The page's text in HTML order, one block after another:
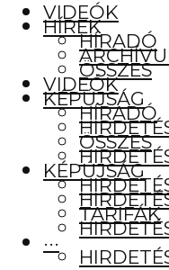
VIDEÓK
HÍRADÓ
ÖSSZES
KÉPÚJSÁG
TARIFÁK
···
HÍREK
VIDEÓK
HÍRADÓ
ÖSSZES
KÉPÚJSÁG